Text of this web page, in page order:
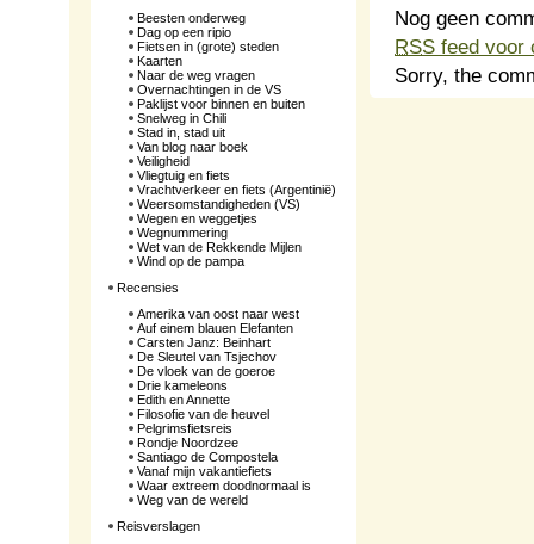
Beesten onderweg
Dag op een ripio
Fietsen in (grote) steden
Kaarten
Naar de weg vragen
Overnachtingen in de VS
Paklijst voor binnen en buiten
Snelweg in Chili
Stad in, stad uit
Van blog naar boek
Veiligheid
Vliegtuig en fiets
Vrachtverkeer en fiets (Argentinië)
Weersomstandigheden (VS)
Wegen en weggetjes
Wegnummering
Wet van de Rekkende Mijlen
Wind op de pampa
Recensies
Amerika van oost naar west
Auf einem blauen Elefanten
Carsten Janz: Beinhart
De Sleutel van Tsjechov
De vloek van de goeroe
Drie kameleons
Edith en Annette
Filosofie van de heuvel
Pelgrimsfietsreis
Rondje Noordzee
Santiago de Compostela
Vanaf mijn vakantiefiets
Waar extreem doodnormaal is
Weg van de wereld
Reisverslagen
Nog geen
RSS feed voor
Sorry, the